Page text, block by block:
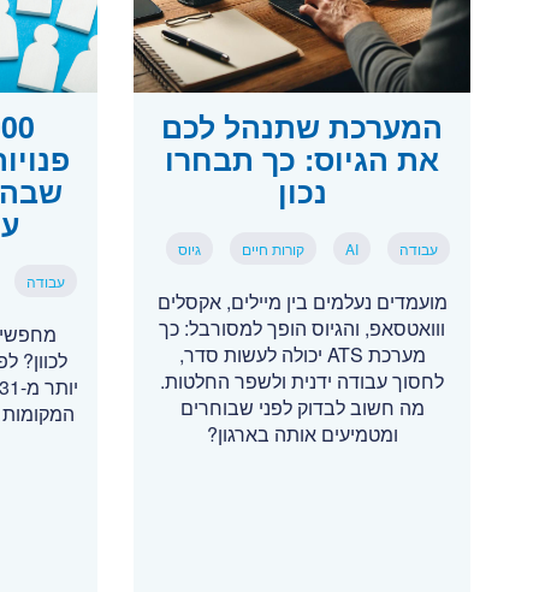
המערכת שתנהל לכם
את הגיוס: כך תבחרו
נכון
עבודה AI קורות חיים גיוס
מועמדים נעלמים בין מיילים, אקסלים
ווואטסאפ, והגיוס הופך למסורבל: כך
מערכת ATS יכולה לעשות סדר,
לחסוך עבודה ידנית ולשפר החלטות.
מה חשוב לבדוק לפני שבוחרים
ומטמיעים אותה בארגון?
עבודה
לכוון?